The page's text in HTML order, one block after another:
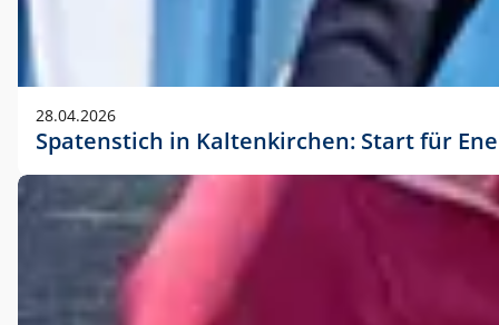
28.04.2026
Spatenstich in Kaltenkirchen: Start für